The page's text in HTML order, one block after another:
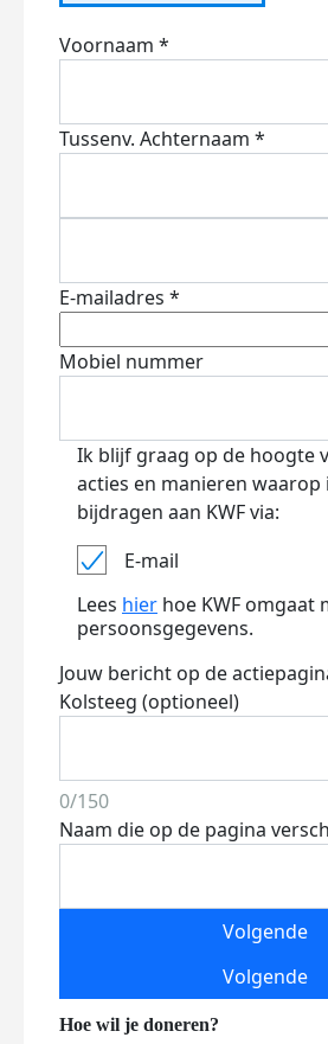
Voornaam *
Tussenv. Achternaam *
E-mailadres *
Mobiel nummer
Ik blijf graag op de hoogte
acties en manieren waarop
bijdragen aan KWF via:
E-mail
Lees hier hoe KWF omgaat
persoonsgegevens.
Jouw bericht op de
Kolsteeg (optioneel)
0/150
Naam die op de pagina
Volgende
Volgende